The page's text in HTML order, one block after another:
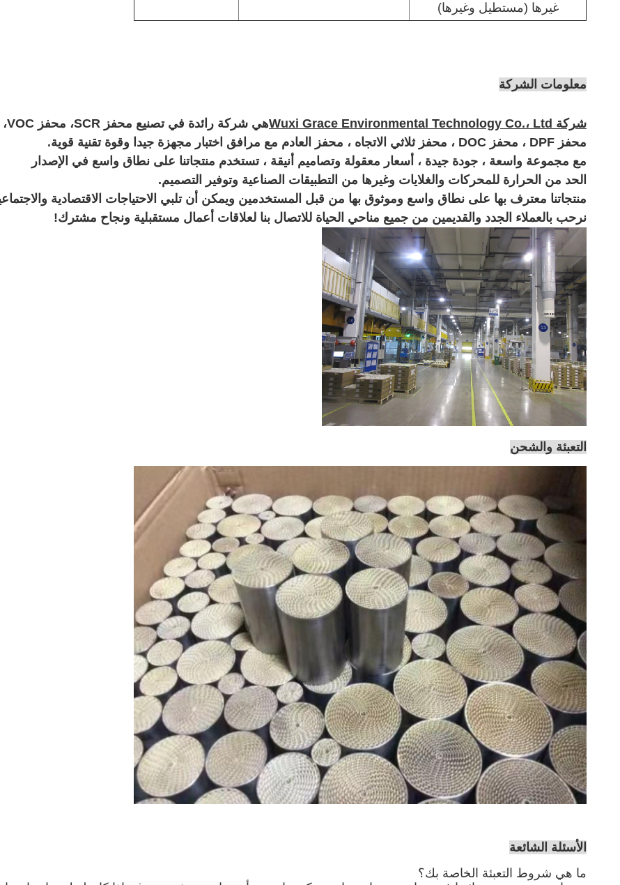
غيرها (مستطيل وغيرها)
معلومات الشركة
شركة Wuxi Grace Environmental Technology Co.، Ltd
هي شركة رائدة في تصنيع محفز SCR، محفز VOC، محفز POC،
محفز DPF ، محفز DOC ، محفز ثلاثي الاتجاه ، محفز العادم مع مرافق اختبار مجهزة جيدا وقوة تقنية قوية.
مع مجموعة واسعة ، جودة جيدة ، أسعار معقولة وتصاميم أنيقة ، تستخدم منتجاتنا على نطاق واسع في الإصدار
الحد من الحرارة للمحركات والغلايات وغيرها من التطبيقات الصناعية وتوفير التصميم.
منتجاتنا معترف بها على نطاق واسع وموثوق بها من قبل المستخدمين ويمكن أن تلبي الاحتياجات الاقتصادية
نرحب بالعملاء الجدد والقديمين من جميع مناحي الحياة للاتصال بنا لعلاقات أعمال مستقبلية ونجاح مشترك!
التعبئة والشحن
الأسئلة الشائعة
ما هي شروط التعبئة الخاصة بك؟